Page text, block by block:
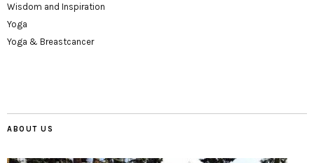
Wisdom and Inspiration
Yoga
Yoga & Breastcancer
ABOUT US